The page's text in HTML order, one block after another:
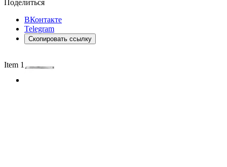
Поделиться
ВКонтакте
Telegram
Скопировать ссылку
Item 1 of 2